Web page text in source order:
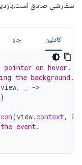
سفارشی صادق
کاتلین جاوا
pointer on hover.
the background.
view, -
)
(view.context,
event.